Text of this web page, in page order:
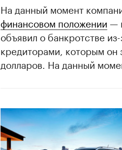
На данный момент
финансовом положении —
объявил о банкротстве
кредиторами, которым он
долларов. На данный